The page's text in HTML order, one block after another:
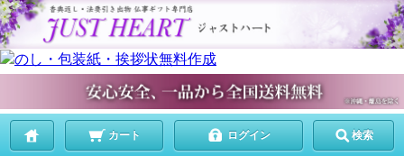
カート ログイン 検索